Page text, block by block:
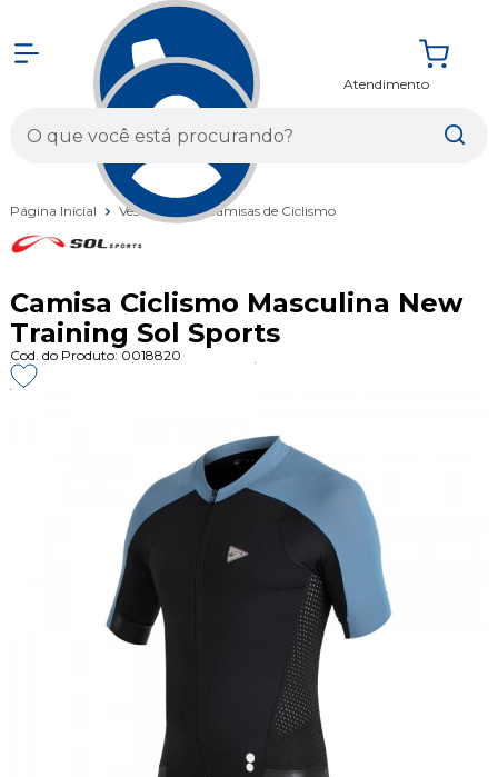
Atendimento
Página Inicial Vestuários Camisas de Ciclismo
Camisa Ciclismo Masculina New
Training Sol Sports
Cod. do Produto: 0018820